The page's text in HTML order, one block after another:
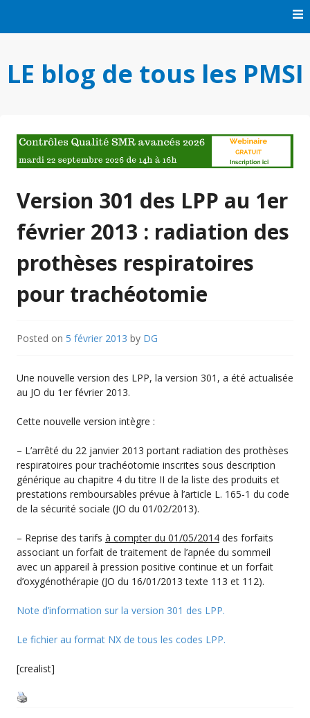
LE blog de tous les PMSI
Version 301 des LPP au 1er
février 2013 : radiation des
prothèses respiratoires
pour trachéotomie
Posted on 5 février 2013 by DG
Une nouvelle version des LPP, la version 301, a été actualisée
au JO du 1er février 2013.
Cette nouvelle version intègre :
– L’arrêté du 22 janvier 2013 portant radiation des prothèses
respiratoires pour trachéotomie inscrites sous description
générique au chapitre 4 du titre II de la liste des produits et
prestations remboursables prévue à l’article L. 165-1 du code
de la sécurité sociale (JO du 01/02/2013).
– Reprise des tarifs à compter du 01/05/2014 des forfaits
associant un forfait de traitement de l’apnée du sommeil
avec un appareil à pression positive continue et un forfait
d’oxygénothérapie (JO du 16/01/2013 texte 113 et 112).
Note d’information sur la version 301 des LPP.
Le fichier au format NX de tous les codes LPP.
[crealist]